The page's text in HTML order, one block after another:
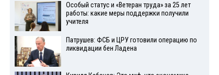
Особый статус и «Ветеран труда» за 25 лет
работы: какие меры поддержки получили
учителя
Патрушев: ФСБ и ЦРУ готовили операцию по
ликвидации бен Ладена